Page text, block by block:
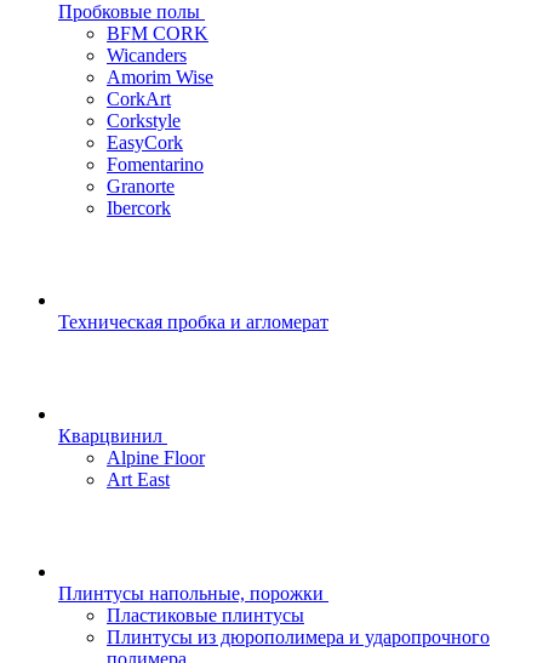
Пробковые полы
BFM CORK
Wicanders
Amorim Wise
CorkArt
Corkstyle
EasyCork
Fomentarino
Granorte
Ibercork
Техническая пробка и агломерат
Кварцвинил
Alpine Floor
Art East
Плинтусы напольные, порожки
Пластиковые плинтусы
Плинтусы из дюрополимера и ударопрочного
полимера